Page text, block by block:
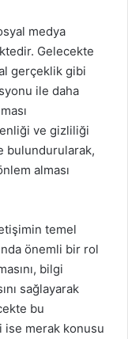
medya
Gelecekte
gerçeklik gibi
ile daha
ve gizliliği
bulundurularak,
alması
temel
önemli bir rol
bilgi
sağlayarak
bu
ise merak konusu